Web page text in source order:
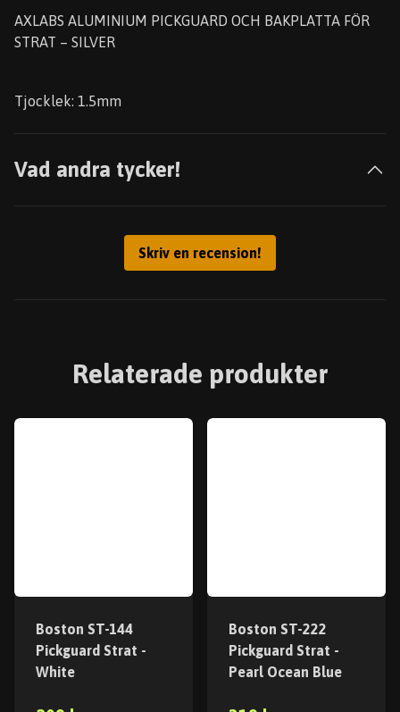
AXLABS ALUMINIUM PICKGUARD OCH BAKPLATTA FÖR
STRAT – SILVER
Tjocklek: 1.5mm
Vad andra tycker!
Skriv en recension!
Relaterade produkter
Boston ST-144
Pickguard Strat -
White
Boston ST-222
Pickguard Strat -
Pearl Ocean Blue